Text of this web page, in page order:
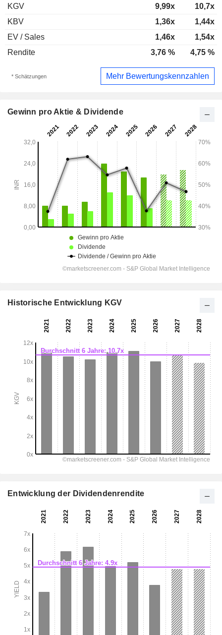
KGV 9,99x
10,7x
KBV
1,36x
1,44x
EV / Sales
1,46x
1,54x
Rendite
3,76 % 4,75 %
* Schätzungen Mehr Bewertungskennzahlen
Gewinn pro Aktie & Dividende
Historische Entwicklung KGV
Entwicklung der Dividendenrendite